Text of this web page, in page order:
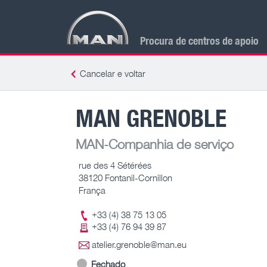
Procura de centros de apoio
Cancelar e voltar
MAN GRENOBLE
MAN-Companhia de serviço
rue des 4 Sétérées
38120 Fontanil-Cornillon
França
+33 (4) 38 75 13 05
+33 (4) 76 94 39 87
atelier.grenoble@man.eu
Fechado